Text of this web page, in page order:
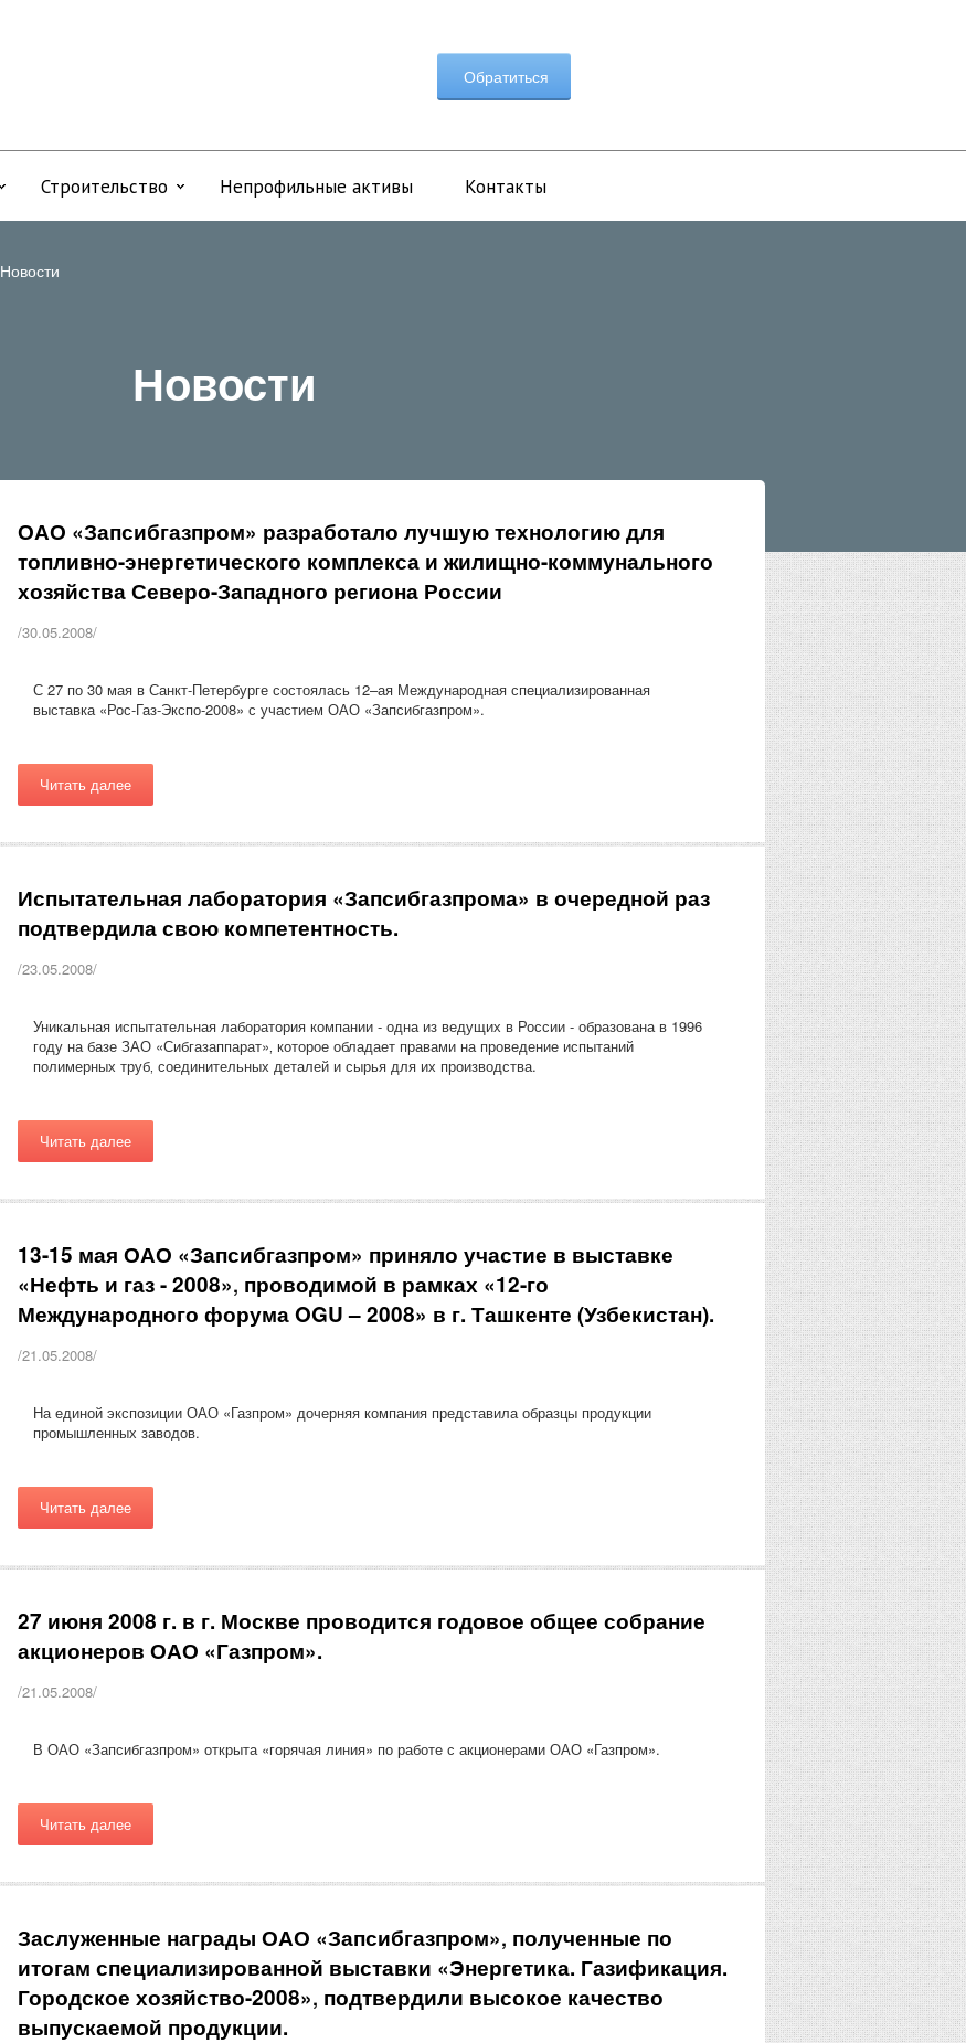
Обратиться
Строительство Непрофильные активы Контакты
Новости
Новости
ОАО «Запсибгазпром» разработало лучшую технологию для
топливно-энергетического комплекса и жилищно-коммунального
хозяйства Северо-Западного региона России
/30.05.2008/
С 27 по 30 мая в Санкт-Петербурге состоялась 12–ая Международная специализированная
выставка «Рос-Газ-Экспо-2008» с участием ОАО «Запсибгазпром».
Читать далее
Испытательная лаборатория «Запсибгазпрома» в очередной раз
подтвердила свою компетентность.
/23.05.2008/
Уникальная испытательная лаборатория компании - одна из ведущих в России - образована в 1996
году на базе ЗАО «Сибгазаппарат»‚ которое обладает правами на проведение испытаний
полимерных труб‚ соединительных деталей и сырья для их производства.
Читать далее
13-15 мая ОАО «Запсибгазпром» приняло участие в выставке
«Нефть и газ - 2008»‚ проводимой в рамках «12-го
Международного форума OGU – 2008» в г. Ташкенте (Узбекистан).
/21.05.2008/
На единой экспозиции ОАО «Газпром» дочерняя компания представила образцы продукции
промышленных заводов.
Читать далее
27 июня 2008 г. в г. Москве проводится годовое общее собрание
акционеров ОАО «Газпром».
/21.05.2008/
В ОАО «Запсибгазпром» открыта «горячая линия» по работе с акционерами ОАО «Газпром».
Читать далее
Заслуженные награды ОАО «Запсибгазпром»‚ полученные по
итогам специализированной выставки «Энергетика. Газификация.
Городское хозяйство-2008»‚ подтвердили высокое качество
выпускаемой продукции.